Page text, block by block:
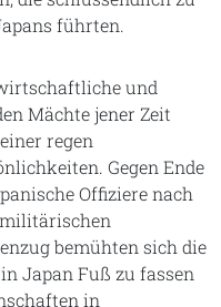
führten.
und
Mächte jener Zeit
regen
Gegen Ende
Offiziere nach
bemühten sich die
Japan Fuß zu fassen
in